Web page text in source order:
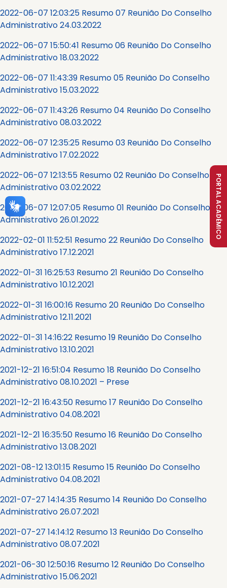
PORTAL ACADÊMICO
2022-06-07 12:03:25 Resumo 07 Reunião Do Conselho
Administrativo 24.03.2022
2022-06-07 15:50:41 Resumo 06 Reunião Do Conselho
Administrativo 18.03.2022
2022-06-07 11:43:39 Resumo 05 Reunião Do Conselho
Administrativo 15.03.2022
2022-06-07 11:43:26 Resumo 04 Reunião Do Conselho
Administrativo 08.03.2022
2022-06-07 12:35:25 Resumo 03 Reunião Do Conselho
Administrativo 17.02.2022
2022-06-07 12:13:55 Resumo 02 Reunião Do Conselho
Administrativo 03.02.2022
2022-06-07 12:07:05 Resumo 01 Reunião Do Conselho
Administrativo 26.01.2022
2022-02-01 11:52:51 Resumo 22 Reunião Do Conselho
Administrativo 17.12.2021
2022-01-31 16:25:53 Resumo 21 Reunião Do Conselho
Administrativo 10.12.2021
2022-01-31 16:00:16 Resumo 20 Reunião Do Conselho
Administrativo 12.11.2021
2022-01-31 14:16:22 Resumo 19 Reunião Do Conselho
Administrativo 13.10.2021
2021-12-21 16:51:04 Resumo 18 Reunião Do Conselho
Administrativo 08.10.2021 – Prese
2021-12-21 16:43:50 Resumo 17 Reunião Do Conselho
Administrativo 04.08.2021
2021-12-21 16:35:50 Resumo 16 Reunião Do Conselho
Administrativo 13.08.2021
2021-08-12 13:01:15 Resumo 15 Reunião Do Conselho
Administrativo 04.08.2021
2021-07-27 14:14:35 Resumo 14 Reunião Do Conselho
Administrativo 26.07.2021
2021-07-27 14:14:12 Resumo 13 Reunião Do Conselho
Administrativo 08.07.2021
2021-06-30 12:50:16 Resumo 12 Reunião Do Conselho
Administrativo 15.06.2021